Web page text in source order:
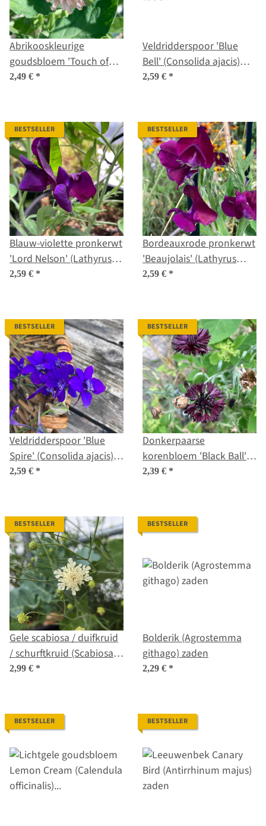
Abrikooskleurige
goudsbloem 'Touch of
Red Buff' (Calendula
2,49 € *
Veldridderspoor 'Blue
Bell' (Consolida ajacis)
zaden
2,59 € *
BESTSELLER
Blauw-violette pronkerwt
'Lord Nelson' (Lathyrus
odoratus) zaden
2,59 € *
BESTSELLER
Bordeauxrode pronkerwt
'Beaujolais' (Lathyrus
odoratus) zaden
2,59 € *
BESTSELLER
Veldridderspoor 'Blue
Spire' (Consolida ajacis)
zaden
2,59 € *
BESTSELLER
Donkerpaarse
korenbloem 'Black Ball'
(Centaurea cyanus)
2,39 € *
BESTSELLER
Gele scabiosa / duifkruid
/ schurftkruid (Scabiosa
ochroleuca) zaden
2,99 € *
BESTSELLER
Bolderik (Agrostemma
githago) zaden
2,29 € *
BESTSELLER BESTSELLER